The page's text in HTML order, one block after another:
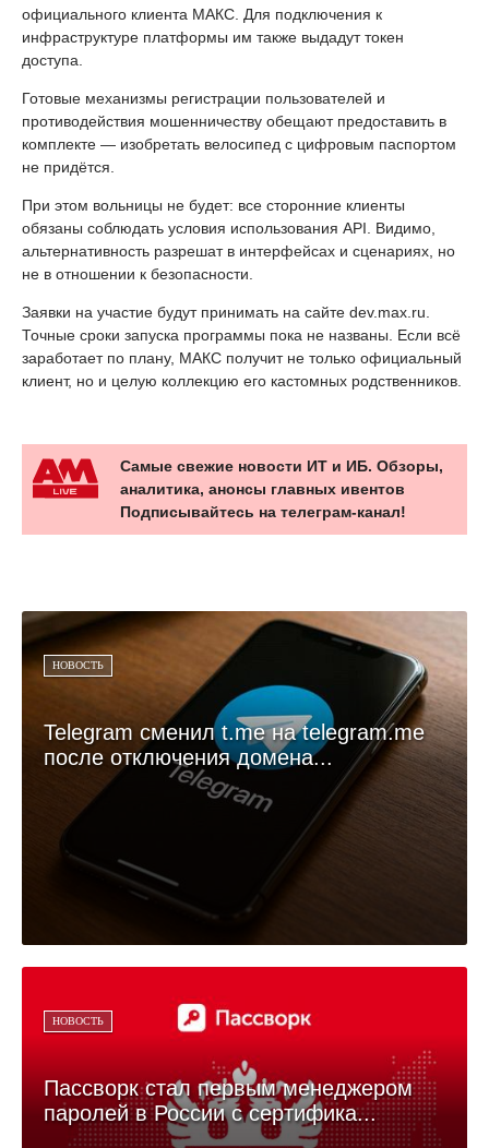
официального клиента МАКС. Для подключения к
инфраструктуре платформы им также выдадут токен
доступа.
Готовые механизмы регистрации пользователей и
противодействия мошенничеству обещают предоставить в
комплекте — изобретать велосипед с цифровым паспортом
не придётся.
При этом вольницы не будет: все сторонние клиенты
обязаны соблюдать условия использования API. Видимо,
альтернативность разрешат в интерфейсах и сценариях, но
не в отношении к безопасности.
Заявки на участие будут принимать на сайте dev.max.ru.
Точные сроки запуска программы пока не названы. Если всё
заработает по плану, МАКС получит не только официальный
клиент, но и целую коллекцию его кастомных родственников.
Самые свежие новости ИТ и ИБ. Обзоры,
аналитика, анонсы главных ивентов
Подписывайтесь на телеграм-канал!
НОВОСТЬ
Telegram сменил t.me на telegram.me
после отключения домена...
НОВОСТЬ
Пассворк стал первым менеджером
паролей в России c сертифика...